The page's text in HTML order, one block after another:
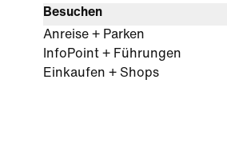
Besuchen
Anreise + Parken
InfoPoint + Führungen
Einkaufen + Shops